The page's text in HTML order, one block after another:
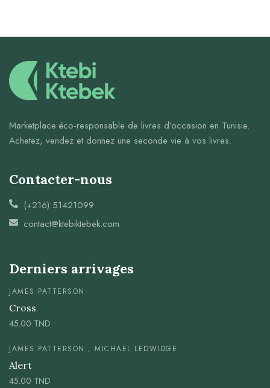
Marketplace éco-responsable de livres d’occasion en Tunisie.
Achetez, vendez et donnez une seconde vie à vos livres.
Contacter-nous
(+216) 51421099
contact@ktebiktebek.com
Derniers arrivages
JAMES PATTERSON
Cross
45.00 TND
JAMES PATTERSON , MICHAEL LEDWIDGE
Alert
45.00 TND